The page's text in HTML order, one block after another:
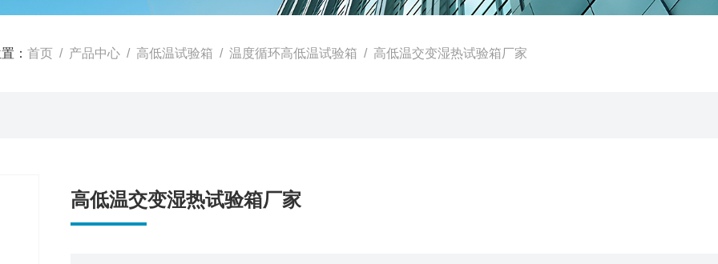
： 首页 / 产品中心 / 高低温试验箱 / 温度循环高低温试验箱 / 高低温交变湿热试验箱厂家
高低温交变湿热试验箱厂家